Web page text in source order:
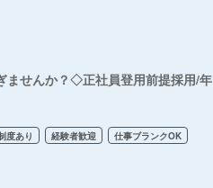
ませんか？◇正社員登用前提採用/年
度あり 経験者歓迎 仕事ブランクOK